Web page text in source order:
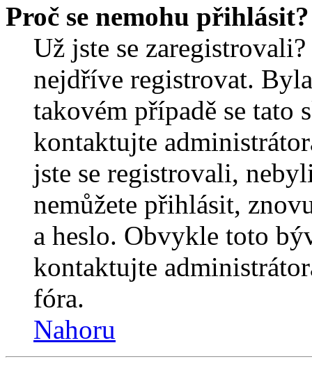
Proč se nemohu přihlásit?
Už jste se
nejdříve registrovat.
takovém případě se tato
kontaktujte
jste se registrovali,
nemůžete přihlásit,
a heslo. Obvykle toto
kontaktujte
fóra.
Nahoru